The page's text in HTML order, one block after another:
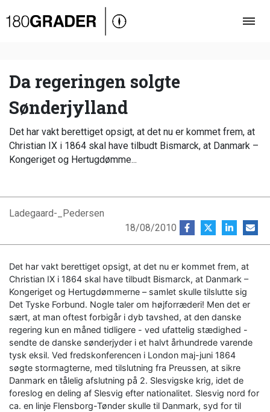
Oversigt
Debat
Video
Podcast
Da regeringen solgte
Sønderjylland
Det har vakt berettiget opsigt, at det nu er kommet frem, at
Christian IX i 1864 skal have tilbudt Bismarck, at Danmark –
Kongeriget og Hertugdømme...
Ladegaard-_Pedersen
18/08/2010
Det har vakt berettiget opsigt, at det nu er kommet frem, at
Christian IX i 1864 skal have tilbudt Bismarck, at Danmark –
Kongeriget og Hertugdømmerne – samlet skulle tilslutte sig
Det Tyske Forbund. Nogle taler om højforræderi! Men det er
sært, at man oftest forbigår i dyb tavshed, at den danske
regering kun en måned tidligere - ved ufattelig stædighed -
sendte de danske sønderjyder i et halvt århundrede varende
tysk eksil. Ved fredskonferencen i London maj-juni 1864
søgte stormagterne, med tilslutning fra Preussen, at sikre
Danmark en tålelig afslutning på 2. Slesvigske krig, idet de
foreslog en deling af Slesvig efter nationalitet. Slesvig nord for
ca. en linje Flensborg-Tønder skulle til Danmark, syd for til